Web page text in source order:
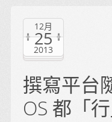
12月
25
2013
撰寫平台
OS 都「